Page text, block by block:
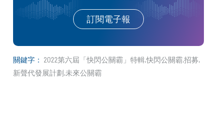
訂閱電子報
關鍵字： 2022第六屆「快閃公關霸」特輯快閃公關霸 招募
新聲代發展計劃 未來公關霸